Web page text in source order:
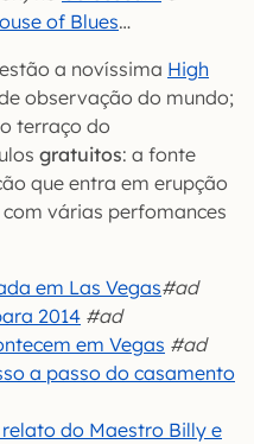
of Blues…
estão a novíssima High
observação do mundo;
terraço do
gratuitos: a fonte
que entra em erupção
várias perfomances
em Las Vegas#ad
2014 #ad
em Vegas #ad
a passo do casamento
do Maestro Billy e